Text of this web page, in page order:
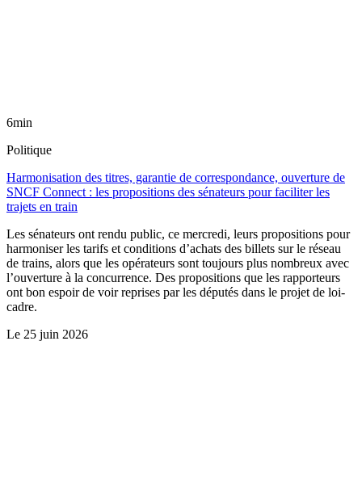
6min
Politique
Harmonisation des titres, garantie de correspondance, ouverture de
SNCF Connect : les propositions des sénateurs pour faciliter les
trajets en train
Les sénateurs ont rendu public, ce mercredi, leurs propositions pour
harmoniser les tarifs et conditions d’achats des billets sur le réseau
de trains, alors que les opérateurs sont toujours plus nombreux avec
l’ouverture à la concurrence. Des propositions que les rapporteurs
ont bon espoir de voir reprises par les députés dans le projet de loi-
cadre.
Le 25 juin 2026